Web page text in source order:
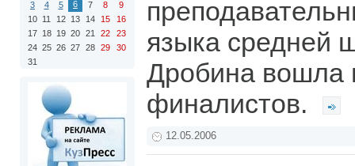
3
4 5 6 7 8
9
10 11 12 13 14 15
16
17 18 19 20 21 22
23
24 25 26 27 28 29
30
31
языка средней
Дробина вошла
финалистов.
12.05.2006